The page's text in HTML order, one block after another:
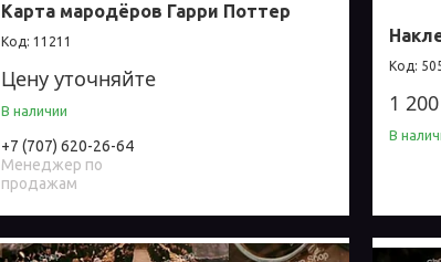
Карта мародёров Гарри Поттер
11211
Цену уточняйте
В наличии
+7 (707) 620-26-64
Менеджер по
продажам
1
В